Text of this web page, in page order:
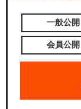
一般公開
会員公開